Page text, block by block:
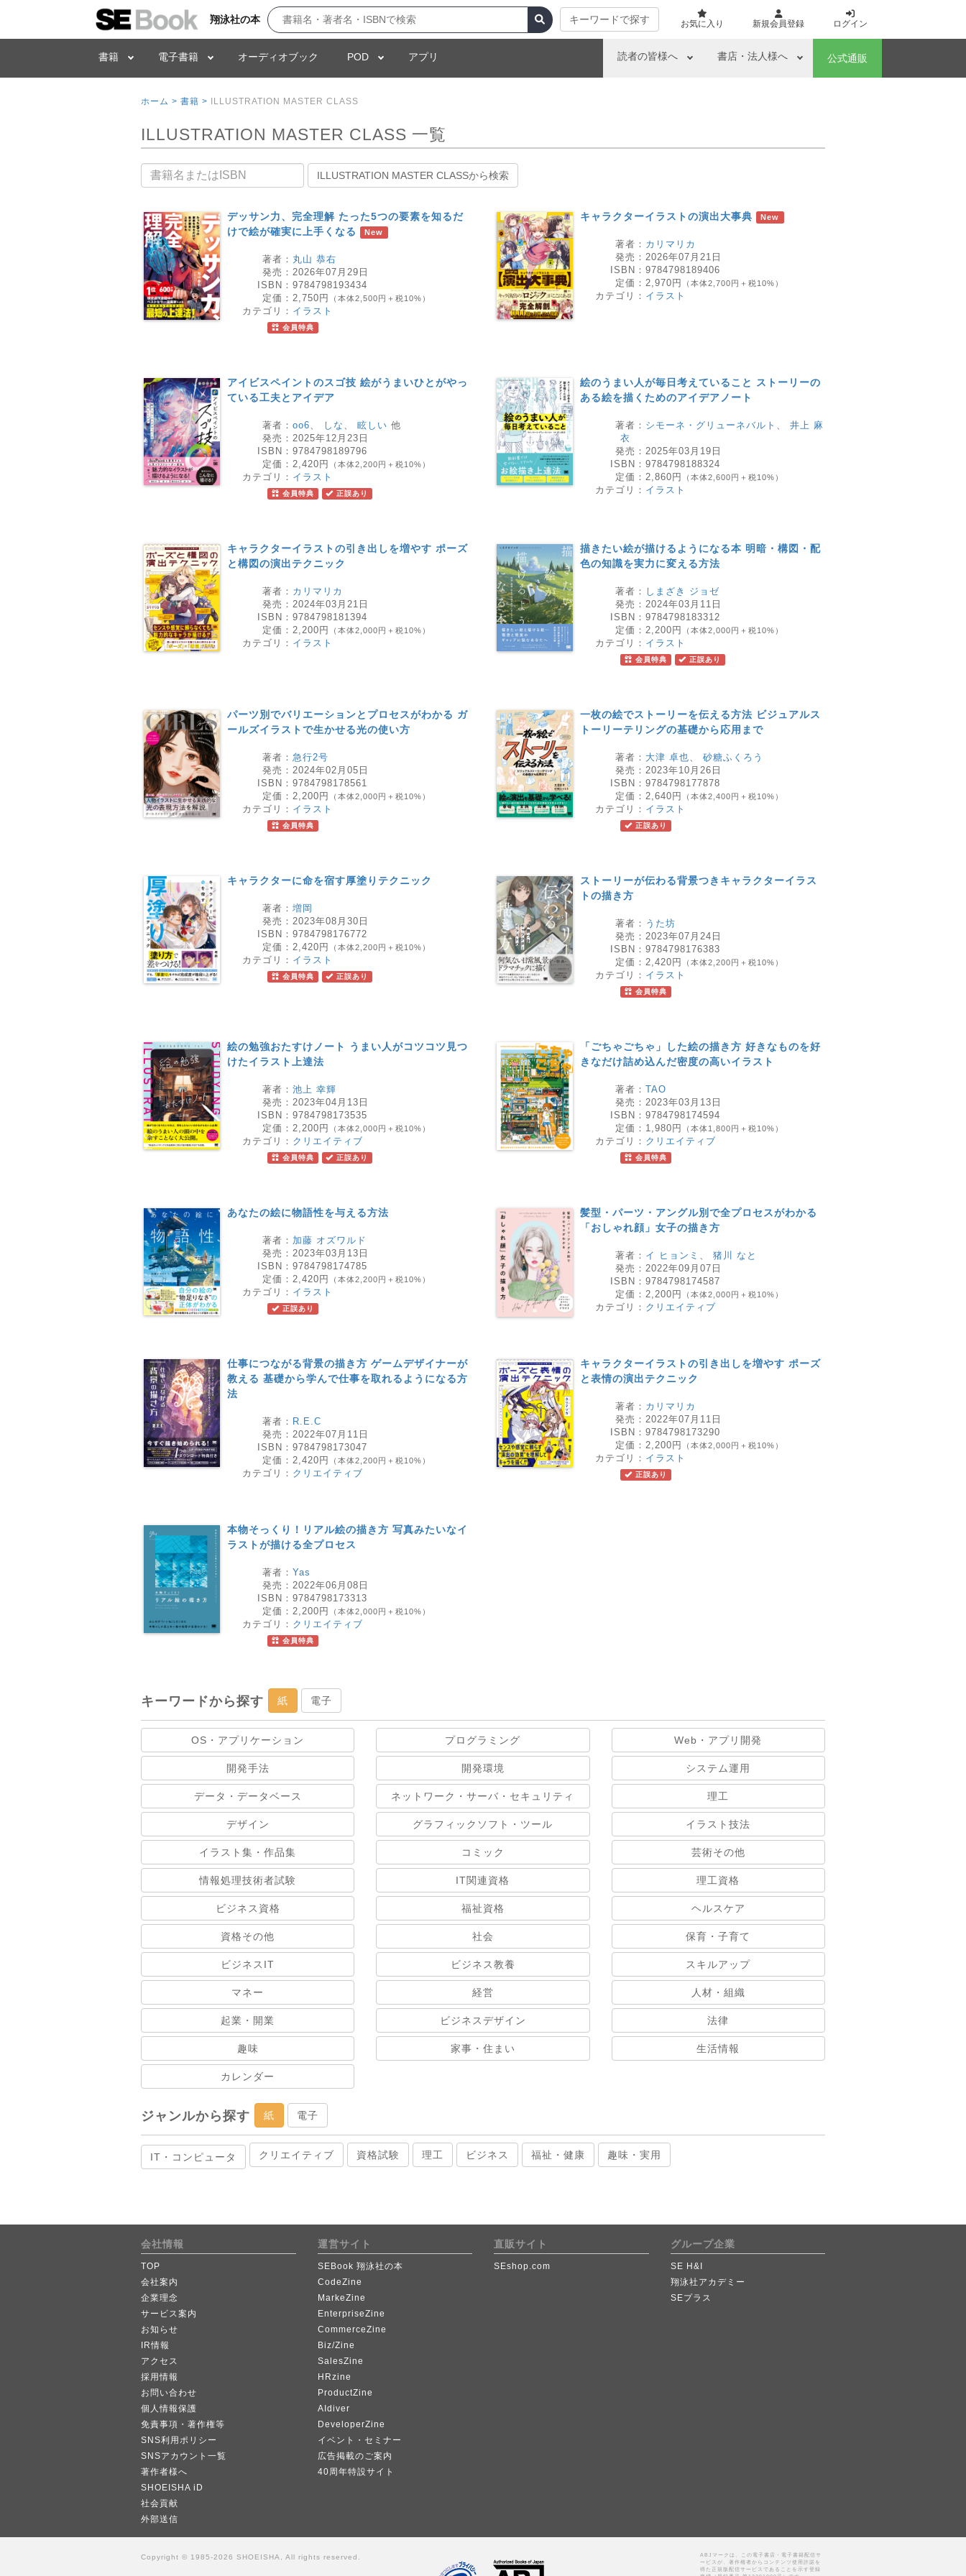
翔泳社の本 キーワードで探す お気に入り 新規会員登録 ログイン
書籍 電子書籍 オーディオブック POD アプリ 読者の皆様へ 書店・法人様へ 公式通販
ホーム > 書籍 > ILLUSTRATION MASTER CLASS
ILLUSTRATION MASTER CLASS 一覧
書籍名 ILLUSTRATION MASTER CLASSから検索
デッサン力、完全理解 たった5つの要素を知るだ
けで絵が確実に上手くなる
New
著者： 丸山 恭右
発売： 2026年07月29日
ISBN： 9784798193434
定価： 2,750円 （本体2,500円＋税10%）
カテゴリ： イラスト
会員特典
キャラクターイラストの演出大事典 New
著者： カリマリカ
発売： 2026年07月21日
ISBN： 9784798189406
定価： 2,970円 （本体2,700円＋税10%）
カテゴリ： イラスト
アイビスペイントのスゴ技 絵がうまいひとがやっ
ている工夫とアイデア
著者： oo6、 しな 、 眩しい 他
発売： 2025年12月23日
ISBN： 9784798189796
定価： 2,420円 （本体2,200円＋税10%）
カテゴリ： イラスト
会員特典 正誤あり
絵のうまい人が毎日考えていること ストーリーの
ある絵を描くためのアイデアノート
著者： シモーネ・グリューネバルト 、 井上 麻
衣
発売： 2025年03月19日
ISBN： 9784798188324
定価： 2,860円 （本体2,600円＋税10%）
カテゴリ： イラスト
キャラクターイラストの引き出しを増やす ポーズ
と構図の演出テクニック
著者： カリマリカ
発売： 2024年03月21日
ISBN： 9784798181394
定価： 2,200円 （本体2,000円＋税10%）
カテゴリ： イラスト
描きたい絵が描けるようになる本 明暗・構図・配
色の知識を実力に変える方法
著者： しまざき ジョゼ
発売： 2024年03月11日
ISBN： 9784798183312
定価： 2,200円 （本体2,000円＋税10%）
カテゴリ： イラスト
会員特典 正誤あり
パーツ別でバリエーションとプロセスがわかる ガ
ールズイラストで生かせる光の使い方
著者： 急行2号
発売： 2024年02月05日
ISBN： 9784798178561
定価： 2,200円 （本体2,000円＋税10%）
カテゴリ： イラスト
会員特典
一枚の絵でストーリーを伝える方法 ビジュアルス
トーリーテリングの基礎から応用まで
著者： 大津 卓也、 砂糖ふくろう
発売： 2023年10月26日
ISBN： 9784798177878
定価： 2,640円 （本体2,400円＋税10%）
カテゴリ： イラスト
正誤あり
キャラクターに命を宿す厚塗りテクニック
著者： 増岡
発売： 2023年08月30日
ISBN： 9784798176772
定価： 2,420円 （本体2,200円＋税10%）
カテゴリ： イラスト
会員特典 正誤あり
ストーリーが伝わる背景つきキャラクターイラス
トの描き方
著者： うた坊
発売： 2023年07月24日
ISBN： 9784798176383
定価： 2,420円 （本体2,200円＋税10%）
カテゴリ： イラスト
会員特典
絵の勉強おたすけノート うまい人がコツコツ見つ
けたイラスト上達法
著者： 池上 幸輝
発売： 2023年04月13日
ISBN： 9784798173535
定価： 2,200円 （本体2,000円＋税10%）
カテゴリ： クリエイティブ
会員特典 正誤あり
「ごちゃごちゃ」した絵の描き方 好きなものを好
きなだけ詰め込んだ密度の高いイラスト
著者： TAO
発売： 2023年03月13日
ISBN： 9784798174594
定価： 1,980円 （本体1,800円＋税10%）
カテゴリ： クリエイティブ
会員特典
あなたの絵に物語性を与える方法
著者： 加藤 オズワルド
発売： 2023年03月13日
ISBN： 9784798174785
定価： 2,420円 （本体2,200円＋税10%）
カテゴリ： イラスト
正誤あり
髪型・パーツ・アングル別で全プロセスがわかる
「おしゃれ顔」女子の描き方
著者： イ ヒョンミ 、 猪川 なと
発売： 2022年09月07日
ISBN： 9784798174587
定価： 2,200円 （本体2,000円＋税10%）
カテゴリ： クリエイティブ
仕事につながる背景の描き方 ゲームデザイナーが
教える 基礎から学んで仕事を取れるようになる方
法
著者： R.E.C
発売： 2022年07月11日
ISBN： 9784798173047
定価： 2,420円 （本体2,200円＋税10%）
カテゴリ： クリエイティブ
キャラクターイラストの引き出しを増やす ポーズ
と表情の演出テクニック
著者： カリマリカ
発売： 2022年07月11日
ISBN： 9784798173290
定価： 2,200円 （本体2,000円＋税10%）
カテゴリ： イラスト
正誤あり
本物そっくり！リアル絵の描き方 写真みたいなイ
ラストが描ける全プロセス
著者： Yas
発売： 2022年06月08日
ISBN： 9784798173313
定価： 2,200円 （本体2,000円＋税10%）
カテゴリ： クリエイティブ
会員特典
キーワードから探す 紙 電子
OS・アプリケーション プログラミング Web・アプリ開発
開発手法 開発環境 システム運用
データ・データベース ネットワーク・サーバ・セキュリティ 理工
デザイン グラフィックソフト・ツール イラスト技法
イラスト集・作品集 コミック 芸術その他
情報処理技術者試験 IT関連資格 理工資格
ビジネス資格 福祉資格 ヘルスケア
資格その他 社会 保育・子育て
ビジネスIT ビジネス教養 スキルアップ
マネー 経営 人材・組織
起業・開業 ビジネスデザイン 法律
趣味 家事・住まい 生活情報
カレンダー
ジャンルから探す 紙 電子
IT・コンピュータ クリエイティブ 資格試験 理工 ビジネス 福祉・健康 趣味・実用
会社情報
TOP
会社案内
企業理念
サービス案内
お知らせ
IR情報
アクセス
採用情報
お問い合わせ
個人情報保護
免責事項・著作権等
SNS利用ポリシー
SNSアカウント一覧
著作者様へ
SHOEISHA iD
社会貢献
外部送信
運営サイト
SEBook 翔泳社の本
CodeZine
MarkeZine
EnterpriseZine
CommerceZine
Biz/Zine
SalesZine
HRzine
ProductZine
AIdiver
DeveloperZine
イベント・セミナー
広告掲載のご案内
40周年特設サイト
直販サイト
SEshop.com
グループ企業
SE H&I
翔泳社アカデミー
SEプラス
Copyright © 1985-2026 SHOEISHA, All rights reserved.
ABJマークは、この電子書店・電子書籍配信サ
ービスが、著作権者からコンテンツ使用許諾を
得た正規版配信サービスであることを示す登録